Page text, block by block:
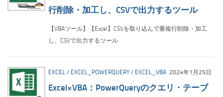
行削除・加工し、CSVで出力するツール
【VBAツール】【Excel】CSVを取り込んで重複行削除・加工
し、CSVで出力するツール
EXCEL / EXCEL_POWERQUERY/ EXCEL_VBA 2024年1月25日
Excel×VBA：PowerQueryのクエリ・テーブ